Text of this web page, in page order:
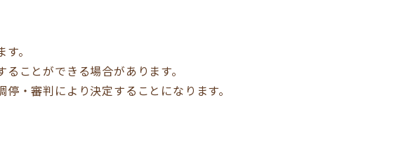
。
ことができる場合があります。
・審判により決定することになります。